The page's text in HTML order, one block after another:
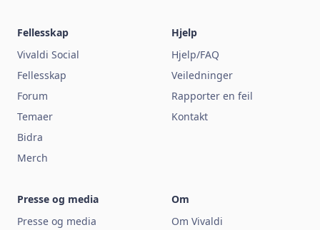
Fellesskap
Vivaldi Social
Fellesskap
Forum
Temaer
Bidra
Merch
Hjelp
Hjelp/FAQ
Veiledninger
Rapporter en feil
Kontakt
Presse og media
Presse og media
Om
Om Vivaldi